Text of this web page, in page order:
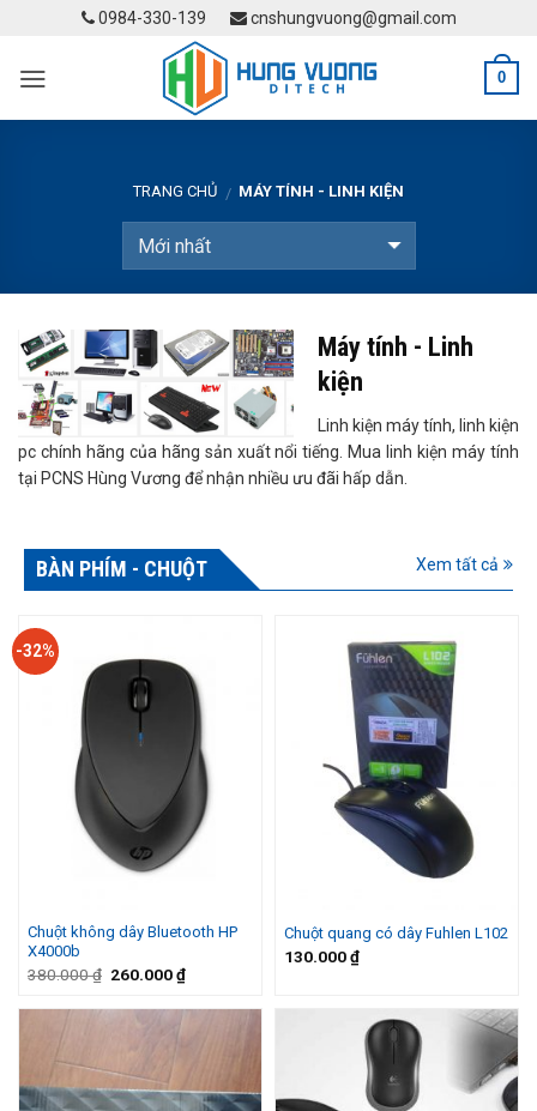
content
0984-330-139 cnshungvuong@gmail.com
0
TRANG CHỦ / MÁY TÍNH - LINH KIỆN
Máy tính - Linh
kiện
Linh kiện máy tính, linh kiện
pc chính hãng của hãng sản xuất nổi tiếng. Mua linh kiện máy tính
tại PCNS Hùng Vương để nhận nhiều ưu đãi hấp dẫn.
BÀN PHÍM - CHUỘT Xem tất cả
-32%
Chuột không dây Bluetooth HP
X4000b
380.000₫ Giá
380.000 ₫.
260.000₫Giá
Chuột quang có dây Fuhlen L102
130.000₫